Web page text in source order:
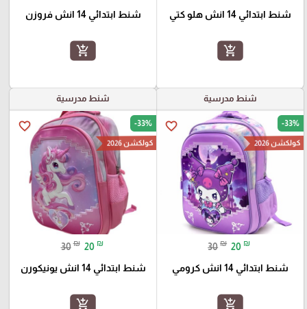
شنط ابتدائي 14 انش هلو كتي
add_shopping_cart
شنط ابتدائي 14 انش فروزن
add_shopping_cart
شنط مدرسية
favorite_border -33%
كولكشن 2026
30 ₪ 20 ₪
شنط ابتدائي 14 انش كرومي
add_shopping_cart
شنط مدرسية
favorite_border -33%
كولكشن 2026
30 ₪ 20 ₪
شنط ابتدائي 14 انش يونيكورن
add_shopping_cart